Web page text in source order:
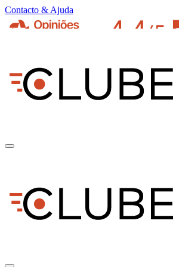
Contacto & Ajuda